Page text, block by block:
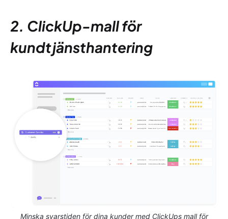
2. ClickUp-mall för
kundtjänsthantering
Minska svarstiden för dina kunder med ClickUps mall för